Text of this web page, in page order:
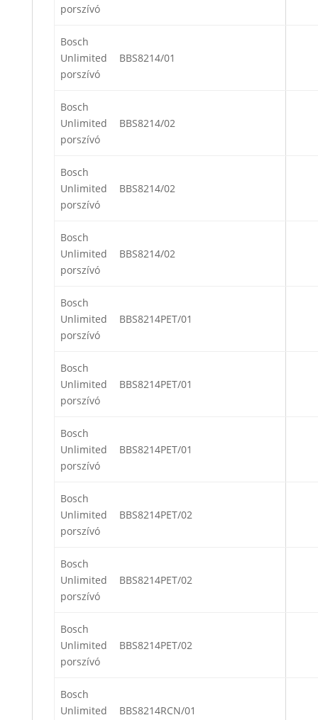
porszívó
Bosch
Unlimited
porszívó
BBS8214/01
Bosch
Unlimited
porszívó
BBS8214/02
Bosch
Unlimited
porszívó
BBS8214/02
Bosch
Unlimited
porszívó
BBS8214/02
Bosch
Unlimited
porszívó
BBS8214PET/01
Bosch
Unlimited
porszívó
BBS8214PET/01
Bosch
Unlimited
porszívó
BBS8214PET/01
Bosch
Unlimited
porszívó
BBS8214PET/02
Bosch
Unlimited
porszívó
BBS8214PET/02
Bosch
Unlimited
porszívó
BBS8214PET/02
Bosch
Unlimited
BBS8214RCN/01